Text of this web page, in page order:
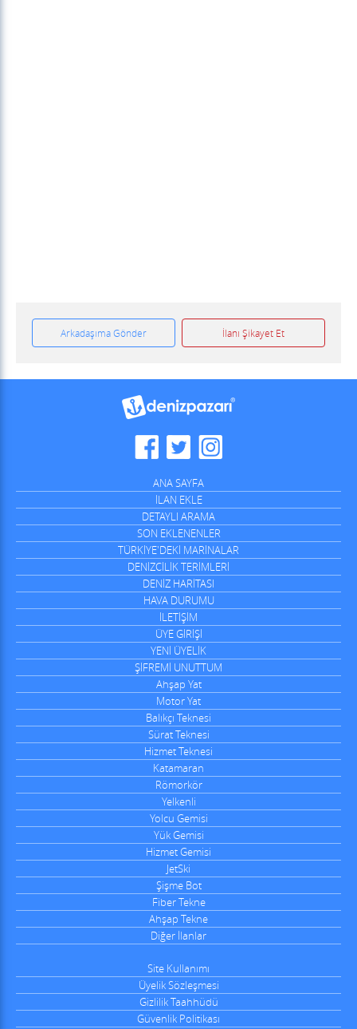
İlanı Şikayet Et
Arkadaşıma Gönder
ANA SAYFA
İLAN EKLE
DETAYLI ARAMA
SON EKLENENLER
TÜRKİYE'DEKİ MARİNALAR
DENİZCİLİK TERİMLERİ
DENİZ HARİTASI
HAVA DURUMU
İLETİŞİM
ÜYE GİRİŞİ
YENİ ÜYELİK
ŞİFREMİ UNUTTUM
Ahşap Yat
Motor Yat
Balıkçı Teknesi
Sürat Teknesi
Hizmet Teknesi
Katamaran
Römorkör
Yelkenli
Yolcu Gemisi
Yük Gemisi
Hizmet Gemisi
JetSki
Şişme Bot
Fiber Tekne
Ahşap Tekne
Diğer İlanlar
Site Kullanımı
Üyelik Sözleşmesi
Gizlilik Taahhüdü
Güvenlik Politikası